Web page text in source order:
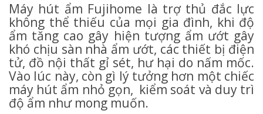
Máy hút ẩm Fujihome là trợ thủ đắc lực
không thể thiếu của mọi gia đình, khi độ
ẩm tăng cao gây hiện tượng ẩm ướt gây
khó chịu sàn nhà ẩm ướt, các thiết bị điện
tử, đồ nội thất gỉ sét, hư hại do nấm mốc.
Vào lúc này, còn gì lý tưởng hơn một chiếc
máy hút ẩm nhỏ gọn, kiểm soát và duy trì
độ ẩm như mong muốn.